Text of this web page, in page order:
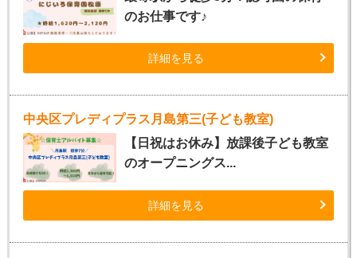
のお仕事です♪
詳細を見る
中央区プレディプラス月島第三(子ども教室)
【日祝はお休み】放課後子ども教室
のオープニングス...
詳細を見る